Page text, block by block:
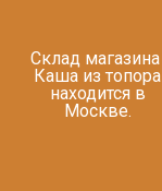
Склад магазина
Каша из топора
находится в
Москве.